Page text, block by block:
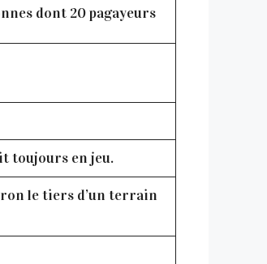
dont 20 pagayeurs
toujours en jeu.
le tiers d’un terrain